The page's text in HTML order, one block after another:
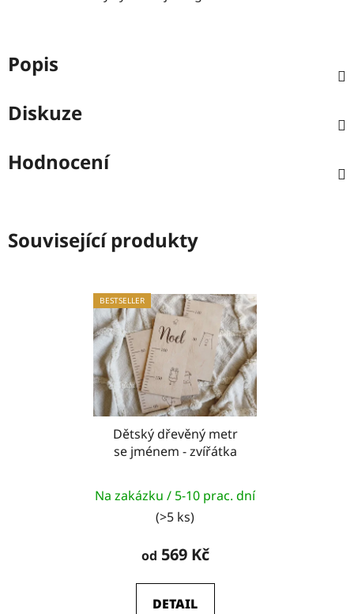
Popis
Diskuze
Hodnocení
Související produkty
BESTSELLER
Dětský dřevěný metr
se jménem - zvířátka
Na zakázku / 5-10 prac. dní
(>5 ks)
od 569 Kč
DETAIL